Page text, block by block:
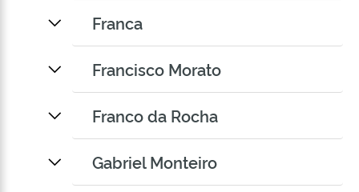
Franca
Francisco Morato
Franco da Rocha
Gabriel Monteiro